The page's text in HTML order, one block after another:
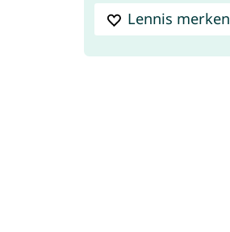
Lennis merken